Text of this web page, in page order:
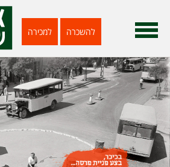
להשכרה למכירה